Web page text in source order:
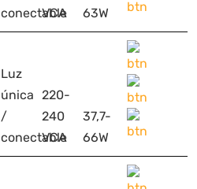
conectable
VCA
63W
Luz
única
/
conectable
220-
240
VCA
37,7-
66W